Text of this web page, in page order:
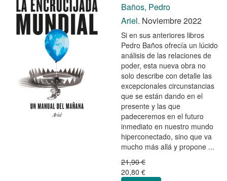
Baños, Pedro
Ariel. Noviembre 2022
Si en sus anteriores libros
Pedro Baños ofrecía un lúcido
análisis de las relaciones de
poder, esta nueva obra no
solo describe con detalle las
excepcionales circunstancias
que se están dando en el
presente y las que
padeceremos en el futuro
inmediato en nuestro mundo
hiperconectado, sino que va
mucho más allá y propone ...
21,90 €
20,80 €